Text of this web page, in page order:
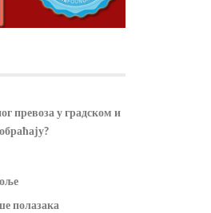
превоза у градском и
полазака